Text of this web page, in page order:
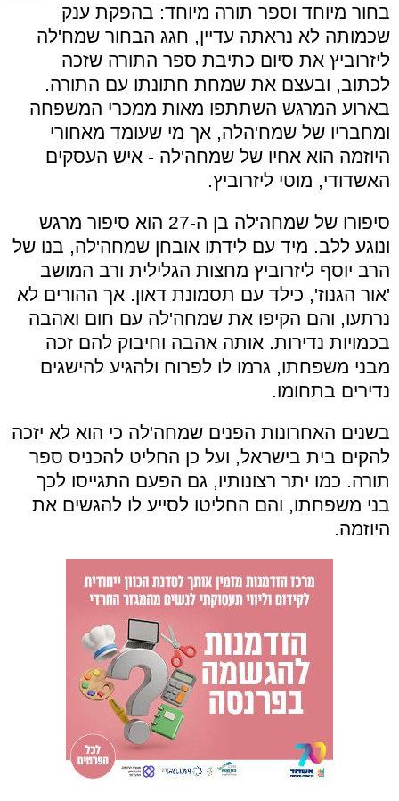
בחור מיוחד וספר תורה מיוחד: בהפקת ענק
שכמותה לא נראתה עדיין, חגג הבחור שמח'לה
ליזרוביץ את סיום כתיבת ספר התורה שזכה
לכתוב, ובעצם את שמחת חתונתו עם התורה.
בארוע המרגש השתתפו מאות ממכרי המשפחה
ומחבריו של שמח'הלה, אך מי שעומד מאחורי
היוזמה הוא אחיו של שמחה'לה - איש העסקים
האשדודי, מוטי ליזרוביץ.
סיפורו של שמחה'לה בן ה-27 הוא סיפור מרגש
ונוגע ללב. מיד עם לידתו אובחן שמחה'לה, בנו של
הרב יוסף ליזרוביץ מחצות הגלילית ורב המושב
'אור הגנוז', כילד עם תסמונת דאון. אך ההורים לא
נרתעו, והם הקיפו את שמחה'לה עם חום ואהבה
בכמויות נדירות. אותה אהבה וחיבוק להם זכה
מבני משפחתו, גרמו לו לפרוח ולהגיע להישגים
נדירים בתחומו.
בשנים האחרונות הפנים שמחה'לה כי הוא לא יזכה
להקים בית בישראל, ועל כן החליט להכניס ספר
תורה. כמו יתר רצונותיו, גם הפעם התגייסו לכך
בני משפחתו, והם החליטו לסייע לו להגשים את
היוזמה.